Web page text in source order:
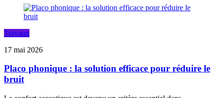
Travaux
17 mai 2026
Placo phonique : la solution efficace pour réduire le
bruit